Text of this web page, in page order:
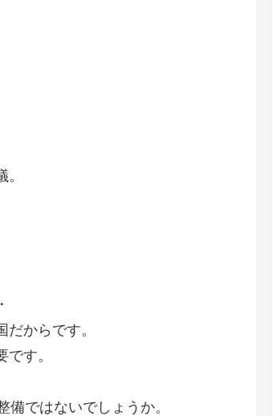
からです。
す。
ではないでしょうか。